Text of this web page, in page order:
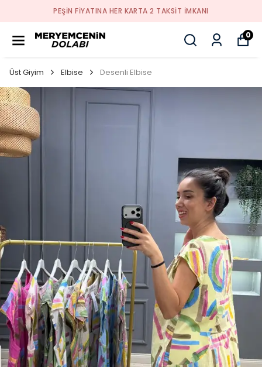
PEŞİN FİYATINA HER KARTA 2 TAKSİT İMKANI
0
Üst Giyim Elbise Desenli Elbise